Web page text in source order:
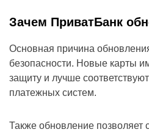
Зачем ПриватБанк
Основная причина
безопасности. Новые карты
защиту и лучше
платежных систем.
Также обновление позволяет